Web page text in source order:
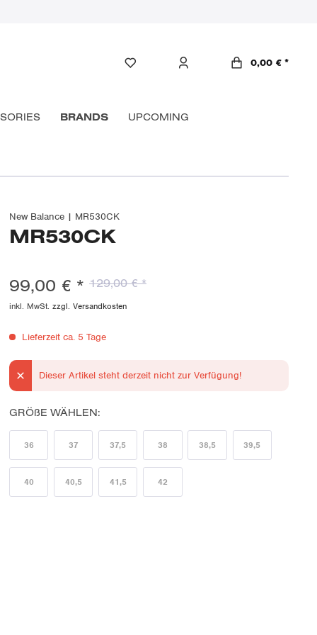
0,00 € *
BRANDS UPCOMING
New Balance | MR530CK
MR530CK
99,00 € *129,00 € *
inkl. MwSt.zzgl. Versandkosten
Lieferzeit ca. 5 Tage
Dieser Artikel steht derzeit nicht zur Verfügung!
GRÖßE WÄHLEN:
36 37 37,5 38 38,5 39,5
40 40,5 41,5 42